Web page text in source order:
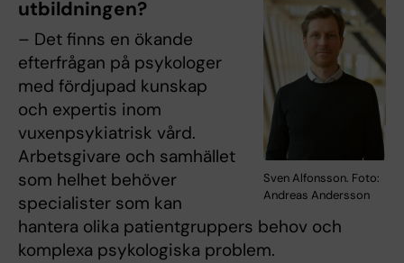
Sven Alfonsson. Foto:
Andreas Andersson
utbildningen?
– Det finns en ökande
efterfrågan på psykologer
med fördjupad kunskap
och expertis inom
vuxenpsykiatrisk vård.
Arbetsgivare och samhället
som helhet behöver
specialister som kan
hantera olika patientgruppers behov och
komplexa psykologiska problem.